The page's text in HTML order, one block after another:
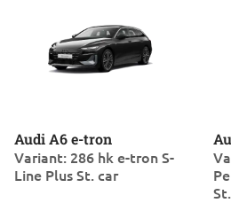
Audi A6 e-tron
Variant: 286 hk e-tron S-
Line Plus St. car